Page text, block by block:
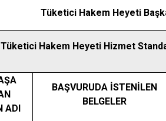
Tüketici Hakem Heyeti
Tüketici Hakem Heyeti Hizmet
ADI
BAŞVURUDA İSTENİLEN
BELGELER